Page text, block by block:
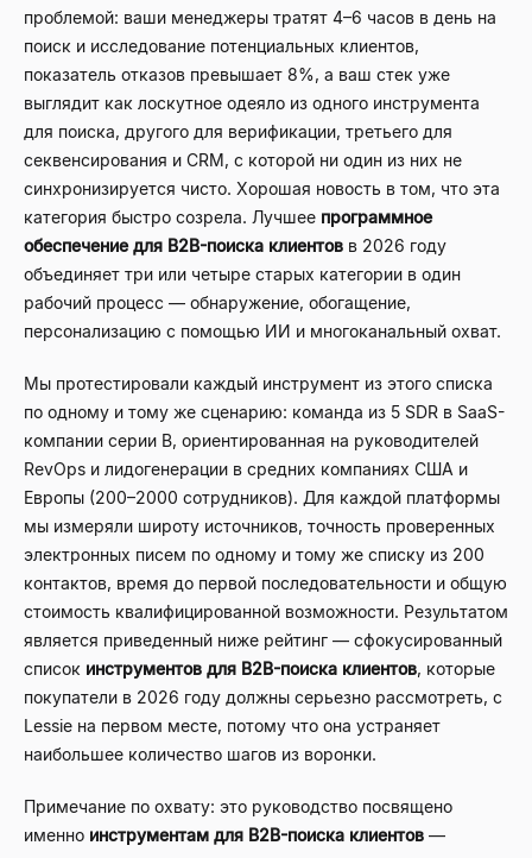
проблемой: ваши менеджеры тратят 4–6 часов в день на
поиск и исследование потенциальных клиентов,
показатель отказов превышает 8%, а ваш стек уже
выглядит как лоскутное одеяло из одного инструмента
для поиска, другого для верификации, третьего для
секвенсирования и CRM, с которой ни один из них не
синхронизируется чисто. Хорошая новость в том, что эта
категория быстро созрела. Лучшее программное
обеспечение для B2B-поиска клиентов в 2026 году
объединяет три или четыре старых категории в один
рабочий процесс — обнаружение, обогащение,
персонализацию с помощью ИИ и многоканальный охват.
Мы протестировали каждый инструмент из этого списка
по одному и тому же сценарию: команда из 5 SDR в SaaS-
компании серии B, ориентированная на руководителей
RevOps и лидогенерации в средних компаниях США и
Европы (200–2000 сотрудников). Для каждой платформы
мы измеряли широту источников, точность проверенных
электронных писем по одному и тому же списку из 200
контактов, время до первой последовательности и общую
стоимость квалифицированной возможности. Результатом
является приведенный ниже рейтинг — сфокусированный
список инструментов для B2B-поиска клиентов, которые
покупатели в 2026 году должны серьезно рассмотреть, с
Lessie на первом месте, потому что она устраняет
наибольшее количество шагов из воронки.
Примечание по охвату: это руководство посвящено
именно инструментам для B2B-поиска клиентов —